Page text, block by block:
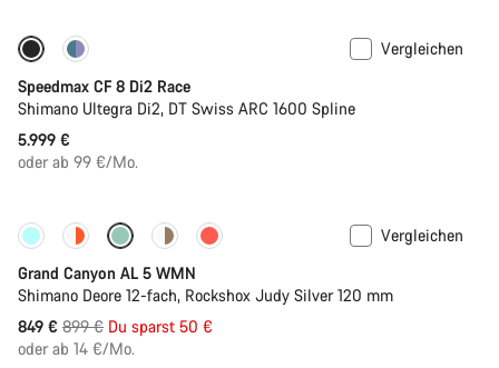
Inklusive Trinksystem
Vergleichen
Speedmax CF 8 Di2 Race
Shimano Ultegra Di2, DT Swiss ARC 1600 Spline
5.999 €
oder ab 99 €/Mo.
-6%
Vergleichen
Grand Canyon AL 5 WMN
Shimano Deore 12-fach, Rockshox Judy Silver 120 mm
849 € Ursprungspreis
899 € Du sparst 50 €
oder ab 14 €/Mo.